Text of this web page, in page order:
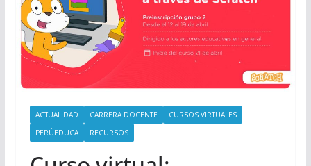
ACTUALIDAD CARRERA DOCENTE
CURSOS VIRTUALES
PERÚEDUCA
RECURSOS